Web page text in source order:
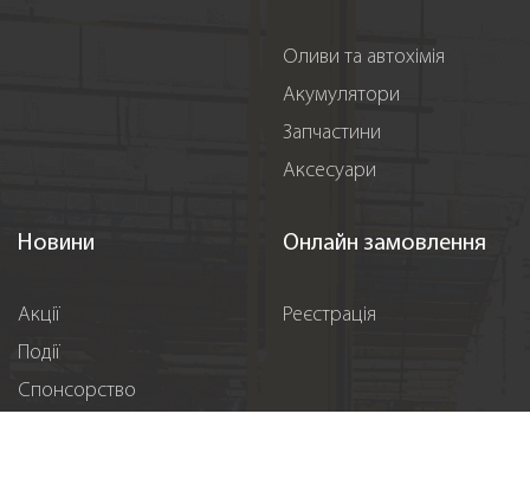
Оливи та автохімія
Акумулятори
Запчастини
Аксесуари
Новини
Акції
Події
Спонсорство
Онлайн замовлення
Реєстрація